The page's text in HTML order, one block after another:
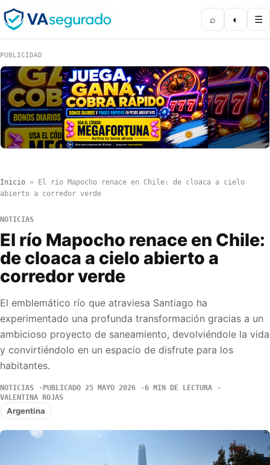
⌕ ◐ ☰
PUBLICIDAD
Inicio »
El río Mapocho renace en Chile: de cloaca a cielo
abierto a corredor verde
NOTICIAS
El río Mapocho renace en Chile:
de cloaca a cielo abierto a
corredor verde
El emblemático río que atraviesa Santiago ha
experimentado una profunda transformación gracias a un
ambicioso proyecto de saneamiento, devolviéndole la vida
y convirtiéndolo en un espacio de disfrute para los
habitantes.
NOTICIAS PUBLICADO 25 MAYO 2026
6 MIN DE LECTURA
VALENTINA ROJAS
Argentina